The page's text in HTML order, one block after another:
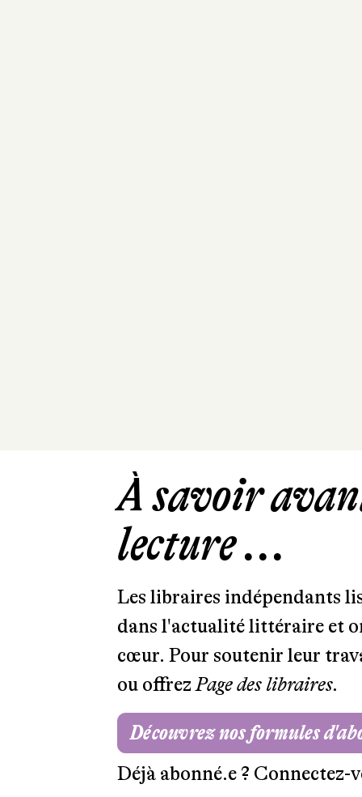
À savoir
lecture ...
Les libraires indépendants
dans l'actualité littéraire et
cœur. Pour soutenir leur
ou offrezPage des libraires.
Découvrez nos formules
Déjà abonné.e ? Connectez-